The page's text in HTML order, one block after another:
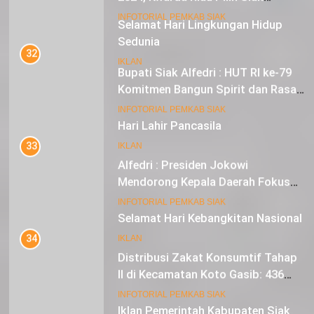
Selamat Hari Lingkungan Hidup
Sedunia
IKLAN
Hari Lahir Pancasila
IKLAN
Selamat Hari Kebangkitan Nasional
IKLAN
Iklan Pemerintah Kabupaten Siak
Sebagai Tuan Rumah
INFOTORIAL PEMKAB SIAK
32
Bupati Siak Alfedri : HUT RI ke-79
Komitmen Bangun Spirit dan Rasa
Nasionalisme
INFOTORIAL PEMKAB SIAK
33
Mendorong Kepala Daerah Fokus
pada Inflasi dan Pilkada Serentak
INFOTORIAL PEMKAB SIAK
34
II di Kecamatan Koto Gasib: 436
Mustahik Terima Bantuan